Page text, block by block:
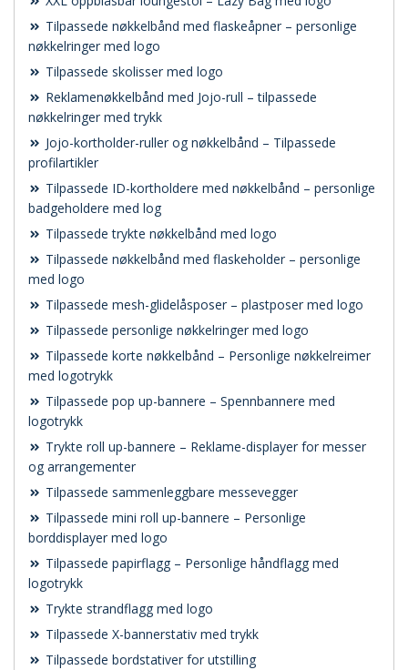
Tilpassede nøkkelbånd med flaskeåpner – personlige
nøkkelringer med logo
Tilpassede skolisser med logo
Reklamenøkkelbånd med Jojo-rull – tilpassede
nøkkelringer med trykk
Jojo-kortholder-ruller og nøkkelbånd – Tilpassede
profilartikler
Tilpassede ID-kortholdere med nøkkelbånd – personlige
badgeholdere med log
Tilpassede trykte nøkkelbånd med logo
Tilpassede nøkkelbånd med flaskeholder – personlige
med logo
Tilpassede mesh-glidelåsposer – plastposer med logo
Tilpassede personlige nøkkelringer med logo
Tilpassede korte nøkkelbånd – Personlige nøkkelreimer
med logotrykk
Tilpassede pop up-bannere – Spennbannere med
logotrykk
Trykte roll up-bannere – Reklame-displayer for messer
og arrangementer
Tilpassede sammenleggbare messevegger
Tilpassede mini roll up-bannere – Personlige
borddisplayer med logo
Tilpassede papirflagg – Personlige håndflagg med
logotrykk
Trykte strandflagg med logo
Tilpassede X-bannerstativ med trykk
Tilpassede bordstativer for utstilling